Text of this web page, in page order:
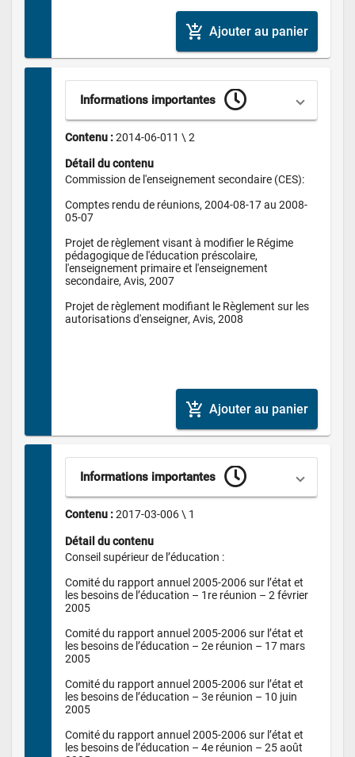
add_shopping_cart Ajouter au panier
Informations importantes
Contenu : 2014-06-011 \ 2
Détail du contenu
Commission de l'enseignement secondaire (CES):
Comptes rendu de réunions, 2004-08-17 au 2008-
05-07
Projet de règlement visant à modifier le Régime
pédagogique de l'éducation préscolaire,
l'enseignement primaire et l'enseignement
secondaire, Avis, 2007
Projet de règlement modifiant le Règlement sur les
autorisations d'enseigner, Avis, 2008
add_shopping_cart Ajouter au panier
Informations importantes
Contenu : 2017-03-006 \ 1
Détail du contenu
Conseil supérieur de l’éducation :
Comité du rapport annuel 2005-2006 sur l’état et
les besoins de l’éducation – 1re réunion – 2 février
2005
Comité du rapport annuel 2005-2006 sur l’état et
les besoins de l’éducation – 2e réunion – 17 mars
2005
Comité du rapport annuel 2005-2006 sur l’état et
les besoins de l’éducation – 3e réunion – 10 juin
2005
Comité du rapport annuel 2005-2006 sur l’état et
les besoins de l’éducation – 4e réunion – 25 août